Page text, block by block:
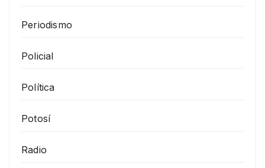
Periodismo
Policial
Política
Potosí
Radio